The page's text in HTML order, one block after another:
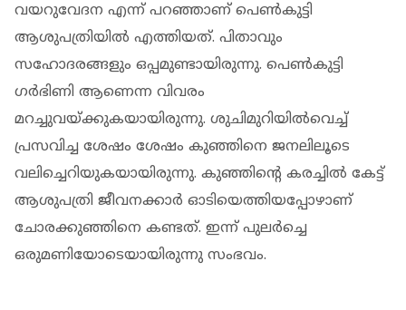
വയറുവേദന എന്ന് പറഞ്ഞാണ് പെണ്‍കുട്ടി
ആശുപത്രിയില്‍ എത്തിയത്. പിതാവും
സഹോദരങ്ങളും ഒപ്പമുണ്ടായിരുന്നു. പെണ്‍കുട്ടി
ഗര്‍ഭിണി ആണെന്ന വിവരം
മറച്ചുവയ്ക്കുകയായിരുന്നു. ശുചിമുറിയില്‍വെച്ച്
പ്രസവിച്ച ശേഷം ശേഷം കുഞ്ഞിനെ ജനലിലൂടെ
വലിച്ചെറിയുകയായിരുന്നു. കുഞ്ഞിന്റെ കരച്ചില്‍ കേട്ട്
ആശുപത്രി ജീവനക്കാര്‍ ഓടിയെത്തിയപ്പോഴാണ്
ചോരക്കുഞ്ഞിനെ കണ്ടത്. ഇന്ന് പുലര്‍ച്ചെ
ഒരുമണിയോടെയായിരുന്നു സംഭവം.